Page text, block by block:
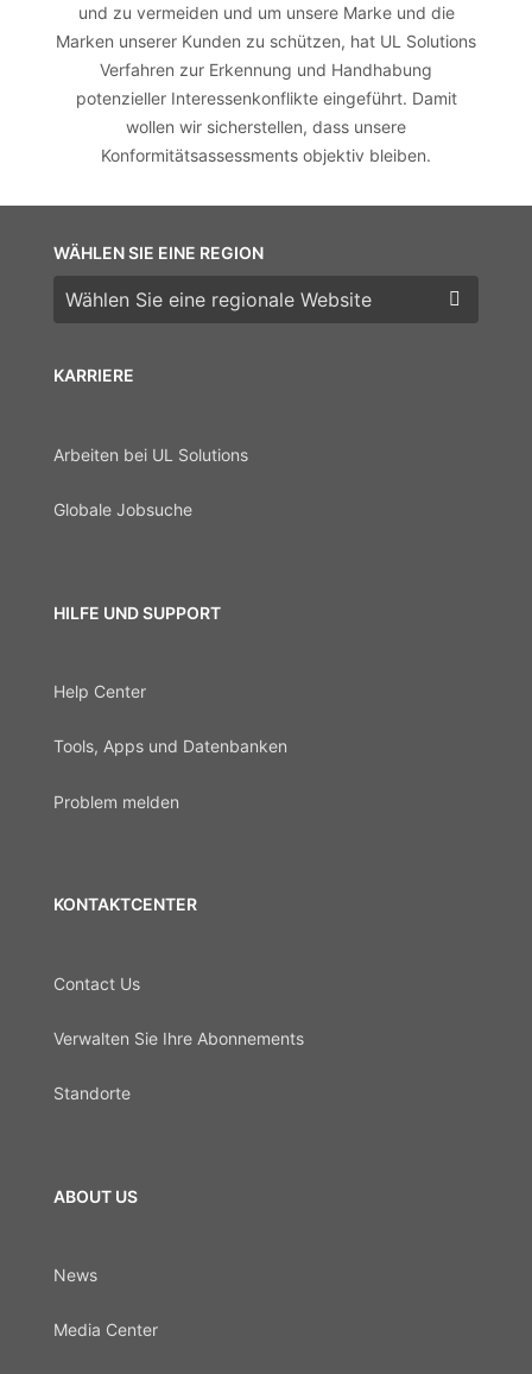
und zu vermeiden und um unsere Marke und die
Marken unserer Kunden zu schützen, hat UL Solutions
Verfahren zur Erkennung und Handhabung
potenzieller Interessenkonflikte eingeführt. Damit
wollen wir sicherstellen, dass unsere
Konformitätsassessments objektiv bleiben.
KARRIERE
Arbeiten bei UL Solutions
Globale Jobsuche
HILFE UND SUPPORT
Help Center
Tools, Apps und Datenbanken
Problem melden
KONTAKTCENTER
Contact Us
Verwalten Sie Ihre Abonnements
Standorte
ABOUT US
News
Media Center
WÄHLEN SIE EINE REGION
Wählen Sie eine Region